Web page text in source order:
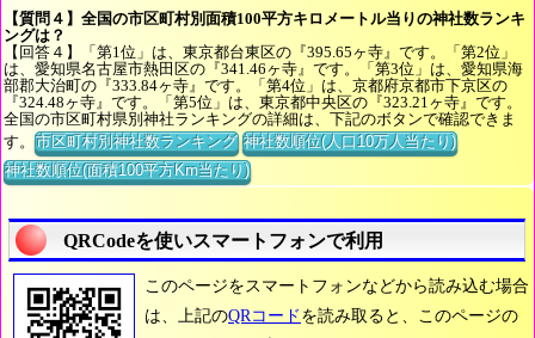
【質問４】全国の市区町村別面積100平方キロメートル当りの神社数ランキ
ングは？
【回答４】「第1位」は、東京都台東区の『395.65ヶ寺』です。「第2位」
は、愛知県名古屋市熱田区の『341.46ヶ寺』です。「第3位」は、愛知県海
部郡大治町の『333.84ヶ寺』です。「第4位」は、京都府京都市下京区の
『324.48ヶ寺』です。「第5位」は、東京都中央区の『323.21ヶ寺』です。
全国の市区町村県別神社ランキングの詳細は、下記のボタンで確認できま
す。市区町村別神社数ランキング 神社数順位(人口10万人当たり)
神社数順位(面積100平方Km当たり)
QRCodeを使いスマートフォンで利用
このページをスマートフォンなどから読み込む場合
は、上記のQRコード を読み取ると、このページの